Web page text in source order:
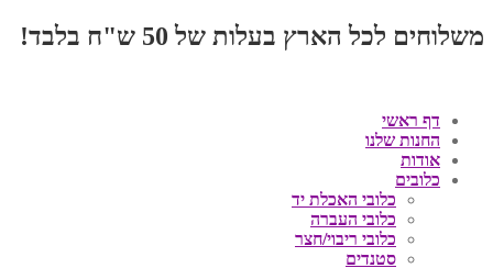
משלוחים לכל הארץ בעלות של 50 ש"ח בלבד!
דף ראשי
החנות שלנו
אודות
כלובים
כלובי האכלת יד
כלובי העברה
כלובי ריבוי/חצר
סטנדים